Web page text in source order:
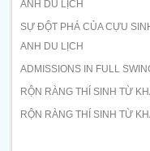
ANH DU LỊCH
SỰ ĐỘT PHÁ CỦA CỰU
ANH DU LỊCH
ADMISSIONS IN FULL
RỘN RÀNG THÍ SINH TỪ
RỘN RÀNG THÍ SINH TỪ